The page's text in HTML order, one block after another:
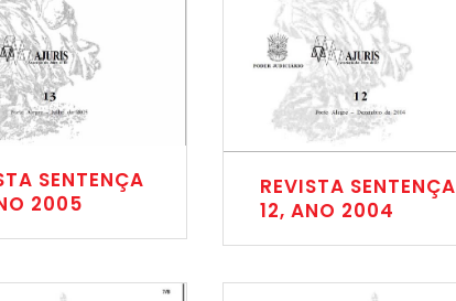
SENTENÇA
2005
REVISTA SENTENÇA
12, ANO 2004